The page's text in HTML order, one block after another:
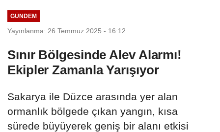
GÜNDEM
Yayınlanma: 26 Temmuz 2025 - 16:12
Sınır Bölgesinde Alev Alarmı!
Ekipler Zamanla Yarışıyor
Sakarya ile Düzce arasında yer alan
ormanlık bölgede çıkan yangın, kısa
sürede büyüyerek geniş bir alanı etkisi